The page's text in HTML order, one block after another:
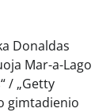
Donaldas
Mar-a-Lago
/ „Getty
gimtadienio